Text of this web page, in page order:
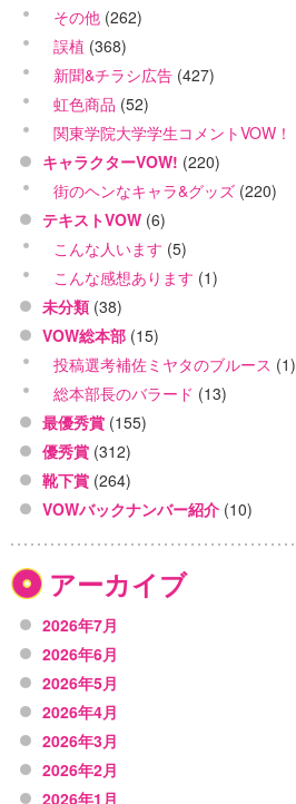
その他 (262)
誤植 (368)
新聞&チラシ広告 (427)
虹色商品 (52)
関東学院大学学生コメントVOW！
キャラクターVOW! (220)
街のヘンなキャラ&グッズ (220)
テキストVOW (6)
こんな人います (5)
こんな感想あります (1)
未分類 (38)
VOW総本部 (15)
投稿選考補佐ミヤタのブルース (1)
総本部長のバラード (13)
最優秀賞 (155)
優秀賞 (312)
靴下賞 (264)
VOWバックナンバー紹介 (10)
アーカイブ
2026年7月
2026年6月
2026年5月
2026年4月
2026年3月
2026年2月
2026年1月